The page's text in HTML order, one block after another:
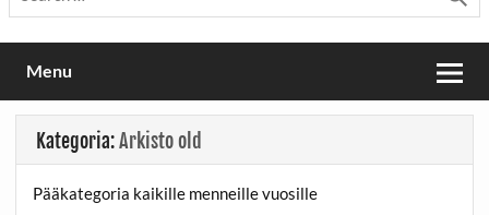
Menu
Kategoria:Arkisto old
Pääkategoria kaikille menneille vuosille